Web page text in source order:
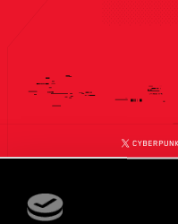
nous pour un